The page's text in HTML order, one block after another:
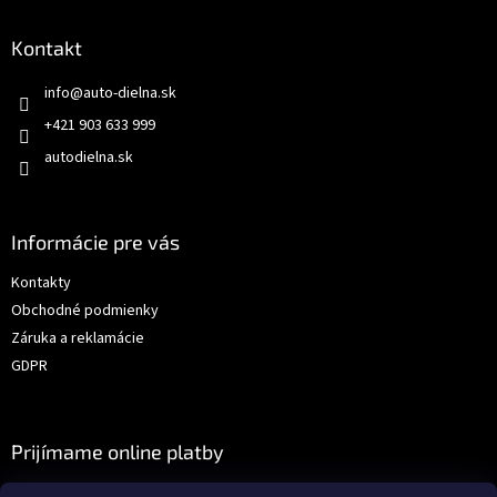
Kontakt
info@auto-dielna.sk
+421 903 633 999
autodielna.sk
Informácie pre vás
Kontakty
Obchodné podmienky
Záruka a reklamácie
GDPR
Prijímame online platby